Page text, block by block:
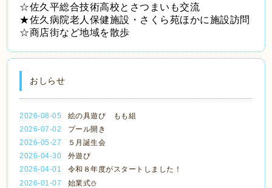
☆佐久平総合技術高校とさつまいも交流
★佐久病院老人保健施設・さくら苑ほかに施設訪問
☆商店街など地域を散歩
おしらせ
2026-08-05
絵の具遊び もも組
2026-07-02
プール開き
2026-05-27
５月誕生会
2026-04-30
外遊び
2026-04-01
令和８年度がスタートしました！
2026-01-07
始業式⛄